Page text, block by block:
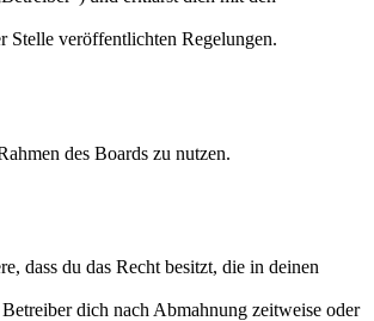
Stelle veröffentlichten Regelungen.
des Boards zu nutzen.
dass du das Recht besitzt, die in deinen
dich nach Abmahnung zeitweise oder